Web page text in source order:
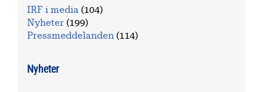
IRF i media (104)
Nyheter (199)
Pressmeddelanden (114)
Nyheter